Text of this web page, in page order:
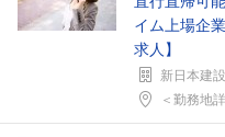
イム上場企
求人】
新日本建
＜勤務地詳